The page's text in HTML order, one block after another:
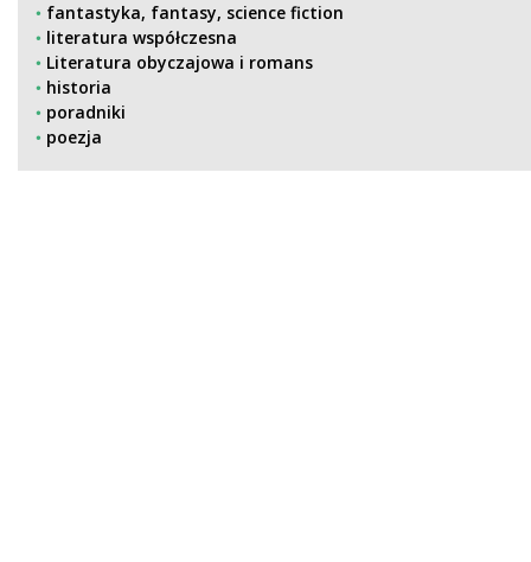
fantastyka, fantasy, science fiction
literatura współczesna
Literatura obyczajowa i romans
historia
poradniki
poezja